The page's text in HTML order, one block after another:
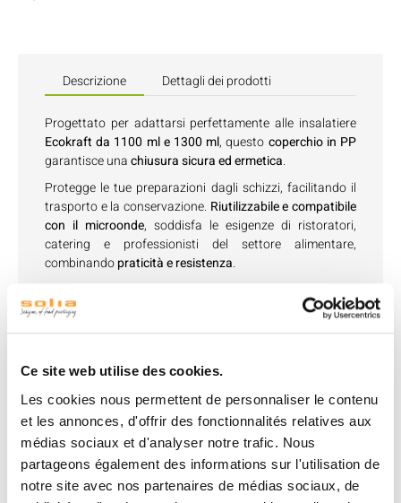
Ce site web utilise des cookies.
Les cookies nous permettent de personnaliser le contenu
et les annonces, d'offrir des fonctionnalités relatives aux
médias sociaux et d'analyser notre trafic. Nous
partageons également des informations sur l'utilisation de
notre site avec nos partenaires de médias sociaux, de
Descrizione Dettagli dei prodotti
Progettato per adattarsi perfettamente alle insalatiere
Ecokraft da 1100 ml e 1300 ml, questo coperchio in PP
garantisce unachiusura sicura ed ermetica.
Protegge le tue preparazioni dagli schizzi, facilitando il
trasporto e la conservazione. Riutilizzabile e compatibile
con il microonde, soddisfa le esigenze di ristoratori,
catering e professionisti del settore alimentare,
combinandopraticità e resistenza.